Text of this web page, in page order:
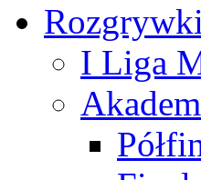
I Liga